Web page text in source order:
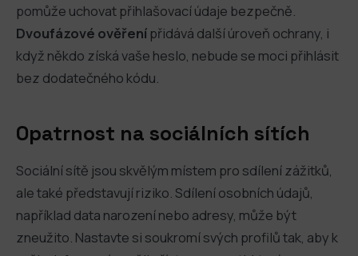
pomůže uchovat přihlašovací údaje bezpečně.
Dvoufázové ověřenípřidává další úroveň ochrany, i
když někdo získá vaše heslo, nebude se moci přihlásit
bez dodatečného kódu.
Opatrnost na sociálních sítích
Sociální sítě jsou skvělým místem pro sdílení zážitků,
ale také představují riziko. Sdílení osobních údajů,
například data narození nebo adresy, může být
zneužito. Nastavte si soukromí svých profilů tak, aby k